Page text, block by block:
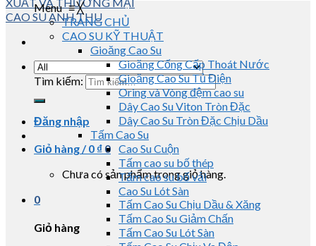
Tìm kiếm:
Đăng nhập
Giỏ hàng /0 ₫ 0
Chưa có sản phẩm trong giỏ hàng.
0
Giỏ hàng
Menu≡╳
TRANG CHỦ
CAO SU KỸ THUẬT
Gioăng Cao Su
Gioăng Cống Cấp Thoát Nước
Gioăng Cao Su Tủ Điện
Oring và Vòng đệm cao su
Dây Cao Su Viton Tròn Đặc
Dây Cao Su Tròn Đặc Chịu Dầu
Tấm Cao Su
Cao Su Cuộn
Tấm cao su bố thép
Tấm cao su bố vải
Cao Su Lót Sàn
Tấm Cao Su Chịu Dầu & Xăng
Tấm Cao Su Giảm Chấn
Tấm Cao Su Lót Sàn